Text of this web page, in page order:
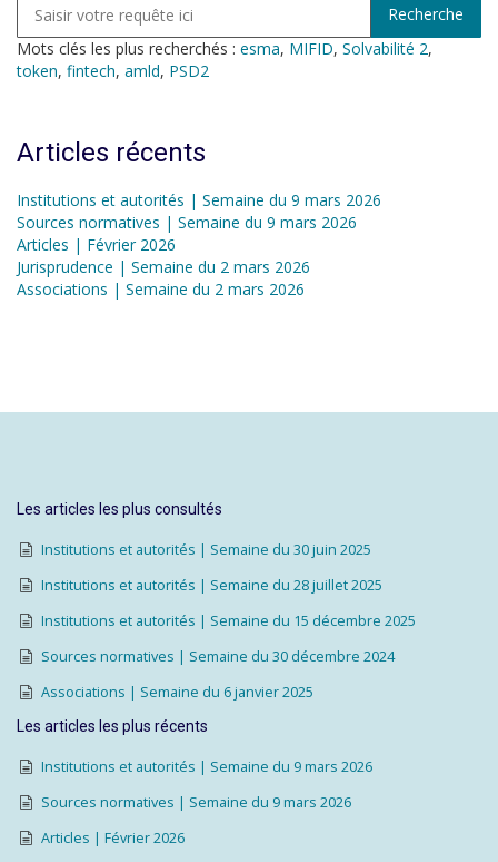
Mots clés les plus recherchés : esma, MIFID, Solvabilité 2,
token, fintech, amld, PSD2
Articles récents
Institutions et autorités | Semaine du 9 mars 2026
Sources normatives | Semaine du 9 mars 2026
Articles | Février 2026
Jurisprudence | Semaine du 2 mars 2026
Associations | Semaine du 2 mars 2026
Les articles les plus consultés
Institutions et autorités | Semaine du 30 juin 2025
Institutions et autorités | Semaine du 28 juillet 2025
Institutions et autorités | Semaine du 15 décembre 2025
Sources normatives | Semaine du 30 décembre 2024
Associations | Semaine du 6 janvier 2025
Les articles les plus récents
Institutions et autorités | Semaine du 9 mars 2026
Sources normatives | Semaine du 9 mars 2026
Articles | Février 2026